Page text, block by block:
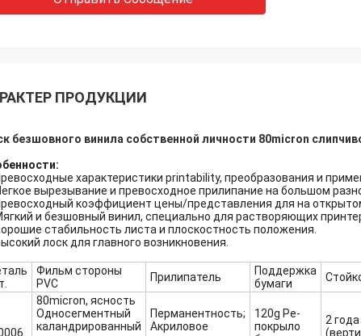
ПРОДУКЦИИ
безшовного винила собственной личности 80micron
характеристики printability, преобразования и
вырезывание и превосходное прилипание на большом
коэффициент цены/представления для на
и безшовный винил, специально для растворяющих
стабильность листа и плоскостность положения.
лоск для главного возникновения.
Фильм стороны
PVC
Прилипатель
Поддержка
бумаги
80micron, ясность
Односегментный
каландрированный
Перманентность;
Акриловое
120g Pe-
покрыло
2 года